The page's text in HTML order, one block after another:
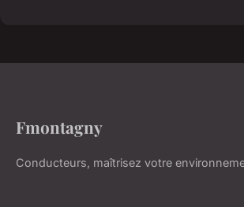
Fmontagny
Conducteurs, maîtrisez votre